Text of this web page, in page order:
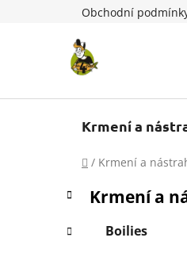
Obchodní
Krmení a
Domů
/ Krmení a
P
s
Přeskočit
kategorie
K
a
e
Krmení a
Boilies